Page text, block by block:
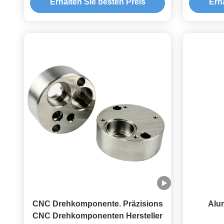
Erhalten Sie besten Preis
CNC Drehkomponente. Präzisions
CNC Drehkomponenten Hersteller